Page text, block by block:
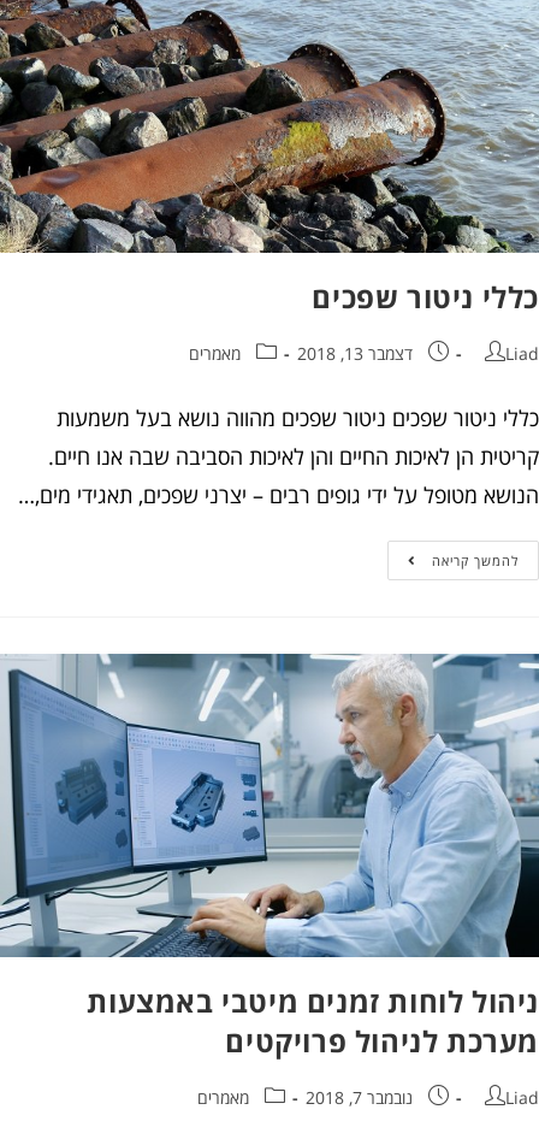
ניטור שפכים
דצמבר 13, 2018 מאמרים
ניטור שפכים ניטור שפכים מהווה נושא בעל משמעות
הן לאיכות החיים והן לאיכות הסביבה שבה אנו חיים.
מטופל על ידי גופים רבים – יצרני שפכים, תאגידי מים,…
קריאה
לוחות זמנים מיטבי באמצעות
לניהול פרויקטים
נובמבר 7, 2018 מאמרים